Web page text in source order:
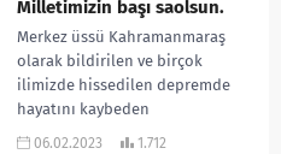
Milletimizin başı saolsun.
Merkez üssü Kahramanmaraş
olarak bildirilen ve birçok
ilimizde hissedilen depremde
hayatını kaybeden
vatandaşlarımıza Allah’tan
06.02.2023 1.712